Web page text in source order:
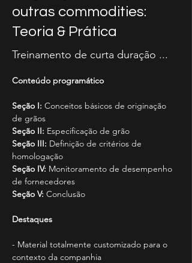
outras commodities:
Teoria & Prática
Treinamento de curta duração ...
Conteúdo programático
Seção I: Conceitos básicos de originação
de grãos
Seção II: Especificação de grão
Seção III: Definição de critérios de
homologação
Seção IV: Monitoramento de desempenho
de fornecedores
Seção V: Conclusão
Destaques
- Material totalmente customizado para o
contexto da companhia